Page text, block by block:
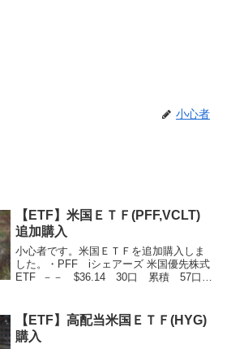
小心者
【ETF】米国ＥＴＦ(PFF,VCLT)
追加購入
小心者です。米国ＥＴＦを追加購入しま
した。・PFF iシェアーズ 米国優先株式
ETF －－ $36.14 30口 累積 57口・
ＮＹ急落。もう一日待...
【ETF】高配当米国ＥＴＦ(HYG)
購入